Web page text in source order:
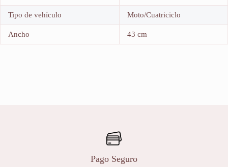
Tipo de vehículo Moto/Cuatriciclo
Ancho 43 cm
Pago Seguro